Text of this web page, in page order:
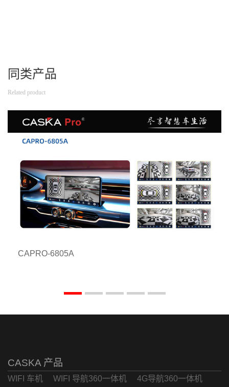
同类产品
Related product
CAPRO-6805A
CASKA 产品
WIFI 车机 WIFI 导航360一体机
4G导航360一体机